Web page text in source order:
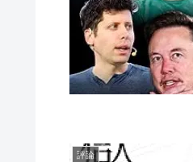
評論